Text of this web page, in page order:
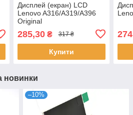
Дисплей (екран) LCD
Lenovo A316/A319/A396
Original
285,30₴ 317 ₴
Купити
новинки
–10%